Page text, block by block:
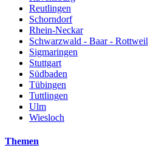
Reutlingen
Schorndorf
Rhein-Neckar
Schwarzwald - Baar - Rottweil
Sigmaringen
Stuttgart
Südbaden
Tübingen
Tuttlingen
Ulm
Wiesloch
Themen